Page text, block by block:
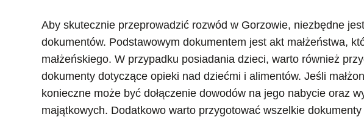
Aby skutecznie przeprowadzić rozwód w Gorzowie, niezbędne
dokumentów. Podstawowym dokumentem jest akt małżeństwa,
małżeńskiego. W przypadku posiadania dzieci, warto również
dokumenty dotyczące opieki nad dziećmi i alimentów. Jeśli
konieczne może być dołączenie dowodów na jego nabycie oraz
majątkowych. Dodatkowo warto przygotować wszelkie